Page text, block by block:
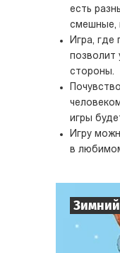
есть
смешные,
Игра, где
позволит
стороны.
игры
Игру
в